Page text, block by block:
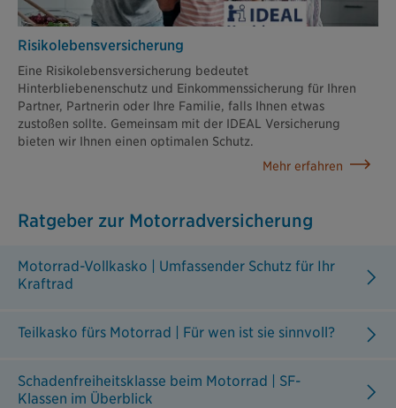
Risikolebens­versicherung
Eine Risikolebensversicherung bedeutet
Hinterbliebenenschutz und Einkommenssicherung für Ihren
Partner, Partnerin oder Ihre Familie, falls Ihnen etwas
zustoßen sollte. Gemeinsam mit der IDEAL Versicherung
bieten wir Ihnen einen optimalen Schutz.
Mehr erfahren
Ratgeber zur Motorradversicherung
Motorrad-Vollkasko | Umfassender Schutz für Ihr
Kraftrad
Teilkasko fürs Motorrad | Für wen ist sie sinnvoll?
Schadenfreiheitsklasse beim Motorrad | SF-
Klassen im Überblick